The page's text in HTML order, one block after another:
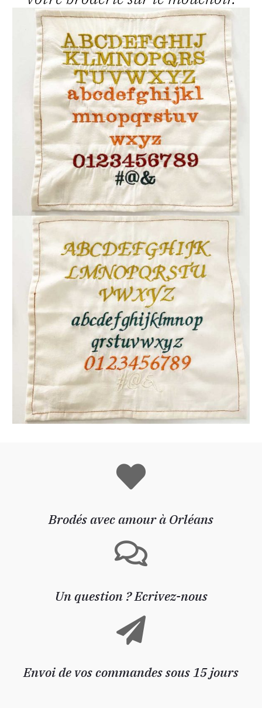
Brodés avec amour à Orléans
Un question ? Ecrivez-nous
Envoi de vos commandes sous 15 jours